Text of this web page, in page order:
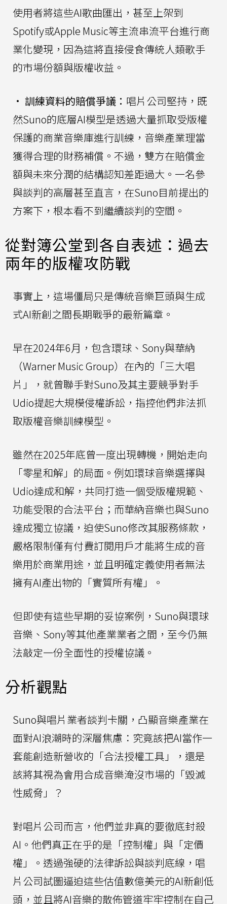
使用者將這些AI歌曲匯出，甚至上架到
Spotify或Apple Music等主流串流平台進行商
業化變現，因為這將直接侵食傳統人類歌手
的市場份額與版權收益。
• 訓練資料的賠償爭議： 唱片公司堅持，既
然Suno的底層AI模型是透過大量抓取受版權
保護的商業音樂庫進行訓練，音樂產業理當
獲得合理的財務補償。不過，雙方在賠償金
額與未來分潤的結構認知差距過大。一名參
與談判的高層甚至直言，在Suno目前提出的
方案下，根本看不到繼續談判的空間。
從對簿公堂到各自表述：過去
兩年的版權攻防戰
事實上，這場僵局只是傳統音樂巨頭與生成
式AI新創之間長期戰爭的最新篇章。
早在2024年6月，包含環球、Sony與華納
（Warner Music Group）在內的「三大唱
片」，就曾聯手對Suno及其主要競爭對手
Udio提起大規模侵權訴訟，指控他們非法抓
取版權音樂訓練模型。
雖然在2025年底曾一度出現轉機，開始走向
「零星和解」的局面。例如環球音樂選擇與
Udio達成和解，共同打造一個受版權規範、
功能受限的合法平台；而華納音樂也與Suno
達成獨立協議，迫使Suno修改其服務條款，
嚴格限制僅有付費訂閱用戶才能將生成的音
樂用於商業用途，並且明確定義使用者無法
擁有AI產出物的「實質所有權」。
但即使有這些早期的妥協案例，Suno與環球
音樂、Sony等其他產業業者之間，至今仍無
法敲定一份全面性的授權協議。
分析觀點
Suno與唱片業者談判卡關，凸顯音樂產業在
面對AI浪潮時的深層焦慮：究竟該把AI當作一
套能創造新營收的「合法授權工具」，還是
該將其視為會用合成音樂淹沒市場的「毀滅
性威脅」？
對唱片公司而言，他們並非真的要徹底封殺
AI。他們真正在乎的是「控制權」與「定價
權」。透過強硬的法律訴訟與談判底線，唱
片公司試圖逼迫這些估值數億美元的AI新創低
頭，並且將AI音樂的散佈管道牢牢控制在自己